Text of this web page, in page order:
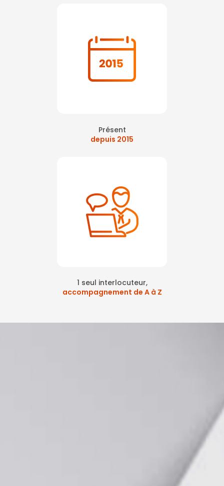
Présent
depuis 2015
1 seul interlocuteur,
accompagnement de A à Z